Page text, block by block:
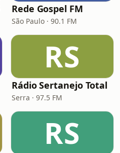
Rede Gospel FM
São Paulo · 90.1 FM
RS
Rádio Sertanejo Total
Serra · 97.5 FM
RS